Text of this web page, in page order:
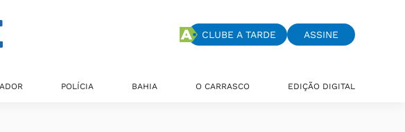
CLUBE A TARDE ASSINE
POLÍCIA BAHIA O CARRASCO EDIÇÃO DIGITAL